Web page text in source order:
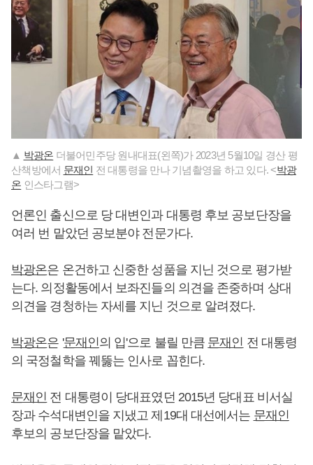
▲ 박광온 더불어민주당 원내대표(왼쪽)가 2023년 5월10일 경산 평
산책방에서 문재인 전 대통령을 만나 기념촬영을 하고 있다. <박광
온 인스타그램>
언론인 출신으로 당 대변인과 대통령 후보 공보단장을
여러 번 맡았던 공보분야 전문가다.
박광온은 온건하고 신중한 성품을 지닌 것으로 평가받
는다. 의정활동에서 보좌진들의 의견을 존중하며 상대
의견을 경청하는 자세를 지닌 것으로 알려졌다.
박광온은 '문재인의 입'으로 불릴 만큼 문재인 전 대통령
의 국정철학을 꿰뚫는 인사로 꼽힌다.
문재인 전 대통령이 당대표였던 2015년 당대표 비서실
장과 수석대변인을 지냈고 제19대 대선에서는 문재인
후보의 공보단장을 맡았다.